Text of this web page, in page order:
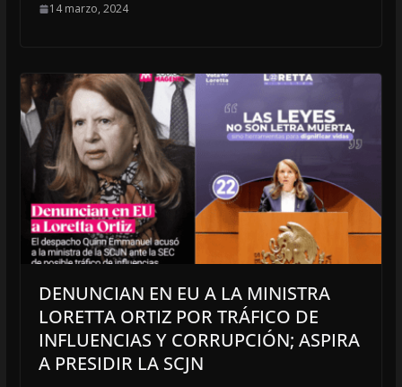
14 marzo, 2024
DENUNCIAN EN EU A LA MINISTRA
LORETTA ORTIZ POR TRÁFICO DE
INFLUENCIAS Y CORRUPCIÓN; ASPIRA
A PRESIDIR LA SCJN